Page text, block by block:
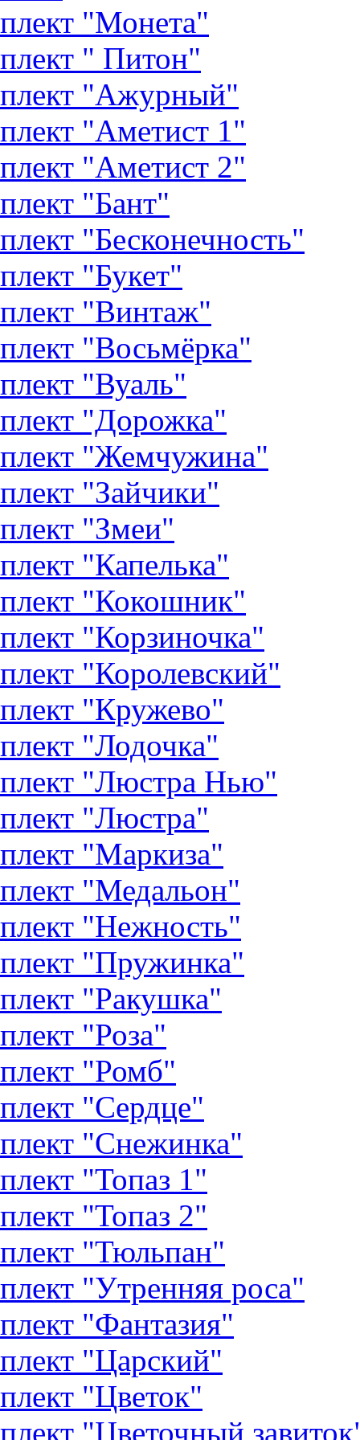
"Монета"
" Питон"
"Ажурный"
"Аметист 1"
"Аметист 2"
"Бант"
"Бесконечность"
"Букет"
"Винтаж"
"Восьмёрка"
"Вуаль"
"Дорожка"
"Жемчужина"
"Зайчики"
"Змеи"
"Капелька"
"Кокошник"
"Корзиночка"
"Королевский"
"Кружево"
"Лодочка"
"Люстра Нью"
"Люстра"
"Маркиза"
"Медальон"
"Нежность"
"Пружинка"
"Ракушка"
"Роза"
"Ромб"
"Сердце"
"Снежинка"
"Топаз 1"
"Топаз 2"
"Тюльпан"
"Утренняя роса"
"Фантазия"
"Царский"
"Цветок"
"Цветочный